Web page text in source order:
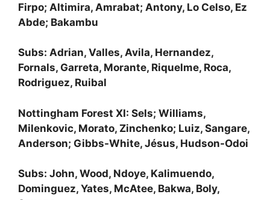
Firpo; Altimira, Amrabat; Antony, Lo Celso, Ez
Abde; Bakambu
Subs: Adrian, Valles, Avila, Hernandez,
Fornals, Garreta, Morante, Riquelme, Roca,
Rodriguez, Ruibal
Nottingham Forest XI: Sels; Williams,
Milenkovic, Morato, Zinchenko; Luiz, Sangare,
Anderson; Gibbs-White, Jésus, Hudson-Odoi
Subs: John, Wood, Ndoye, Kalimuendo,
Dominguez, Yates, McAtee, Bakwa, Boly,